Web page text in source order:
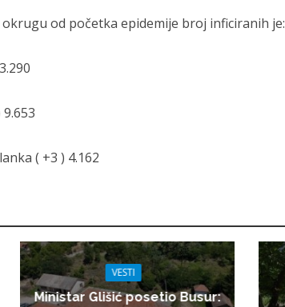
od početka epidemije broj inficiranih je:
( +3 ) 4.162
VESTI
Ministar Glišić posetio Busur: